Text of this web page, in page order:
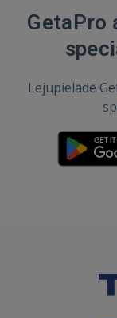
GetaPro
Lejupielādē